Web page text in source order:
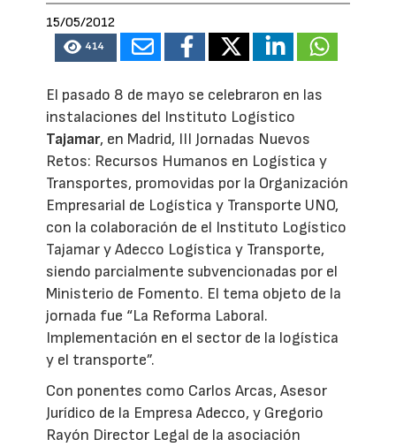
15/05/2012
414
El pasado 8 de mayo se celebraron en las
instalaciones del Instituto Logístico
Tajamar, en Madrid, III Jornadas Nuevos
Retos: Recursos Humanos en Logística y
Transportes, promovidas por la Organización
Empresarial de Logística y Transporte UNO,
con la colaboración de el Instituto Logístico
Tajamar y Adecco Logística y Transporte,
siendo parcialmente subvencionadas por el
Ministerio de Fomento. El tema objeto de la
jornada fue “La Reforma Laboral.
Implementación en el sector de la logística
y el transporte”.
Con ponentes como Carlos Arcas, Asesor
Jurídico de la Empresa Adecco, y Gregorio
Rayón Director Legal de la asociación